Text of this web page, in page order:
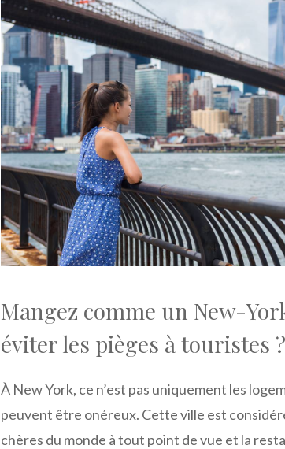
Mangez comme un New-
éviter les pièges à touristes ?
À New York, ce n’est pas uniquement les
peuvent être onéreux. Cette ville est
chères du monde à tout point de vue et la